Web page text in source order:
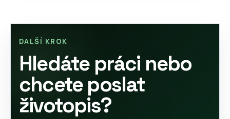
DALŠÍ KROK
Hledáte práci nebo
chcete poslat
životopis?